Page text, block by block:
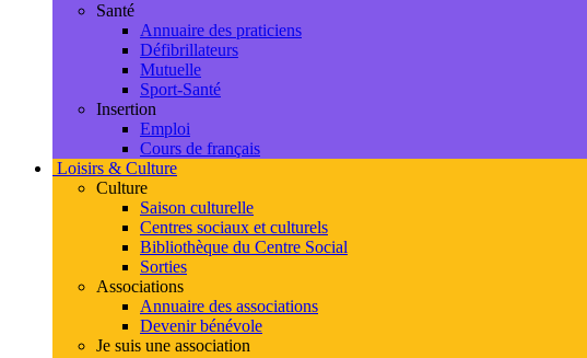
Santé
Annuaire des praticiens
Défibrillateurs
Mutuelle
Sport-Santé
Insertion
Emploi
Cours de français
Loisirs & Culture
Culture
Saison culturelle
Centres sociaux et culturels
Bibliothèque du Centre Social
Sorties
Associations
Annuaire des associations
Devenir bénévole
Je suis une association